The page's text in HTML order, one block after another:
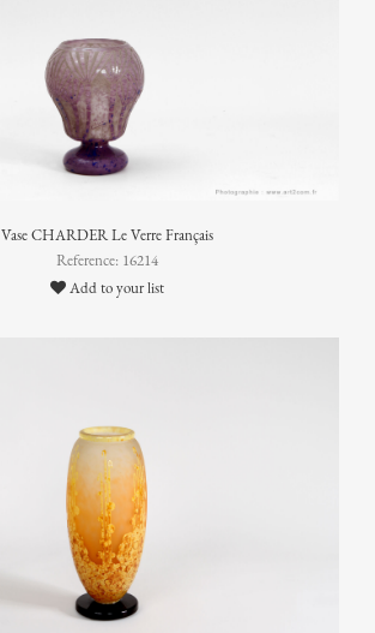
Vase CHARDER Le Verre Français
Reference: 16214
Add to your list